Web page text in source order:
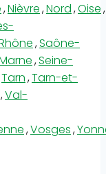
,Nièvre,Nord,Oise,
,Saône-
,Seine-
Tarn,Tarn-et-
,Val-
,Vosges,